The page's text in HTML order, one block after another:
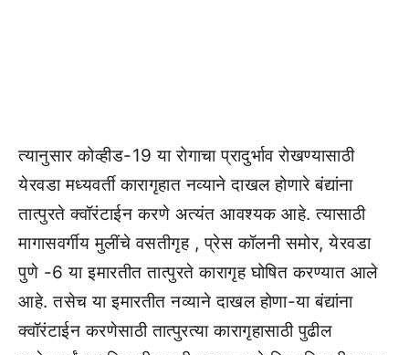
त्यानुसार कोव्हीड-19 या रोगाचा प्रादुर्भाव रोखण्यासाठी
येरवडा मध्यवर्ती कारागृहात नव्याने दाखल होणारे बंद्यांना
तात्पुरते क्वॉरंटाईन करणे अत्यंत आवश्यक आहे. त्यासाठी
मागासवर्गीय मुलींचे वसतीगृह , प्रेस कॉलनी समोर, येरवडा
पुणे -6 या इमारतीत तात्पुरते कारागृह घोषित करण्यात आले
आहे. तसेच या इमारतीत नव्याने दाखल होणा-या बंद्यांना
क्वॉरंटाईन करणेसाठी तात्पुरत्या कारागृहासाठी पुढील